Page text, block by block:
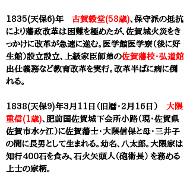
1835(天保6)年 古賀穀堂(58歳)、保守派の抵抗
により藩政改革は困難を極めたが、佐賀城火災をき
っかけに改革が急速に進む。医学館医学寮（後に好
生館）設立設立、上級家臣師弟の佐賀藩校・弘道館
出仕義務など教育改革を実行。改革半ばに病に倒
れる。
1838(天保9)年3月11日（旧暦・2月16日） 大隈
重信(1歳)、肥前国佐賀城下会所小路（現・佐賀県
佐賀市水ヶ江）に佐賀藩士・大隈信保と母・三井子
の間に長男として生まれる。幼名、八太郎。大隈家は
知行400石を食み、石火矢頭人（砲術長） を務める
上士の家柄。